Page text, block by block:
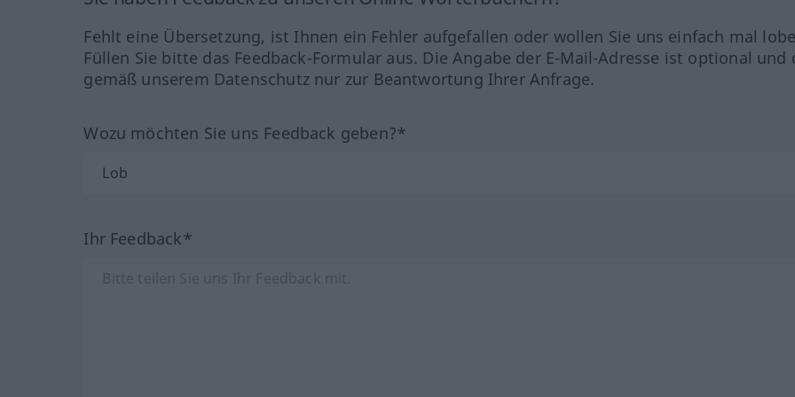
Fehlt eine Übersetzung, ist Ihnen ein Fehler aufgefallen oder wollen Sie uns einfach mal
Füllen Sie bitte das Feedback-Formular aus. Die Angabe der E-Mail-Adresse ist optional und
gemäß unserem Datenschutz nur zur Beantwortung Ihrer Anfrage.
Wozu möchten Sie uns Feedback geben?*
Ihr Feedback*